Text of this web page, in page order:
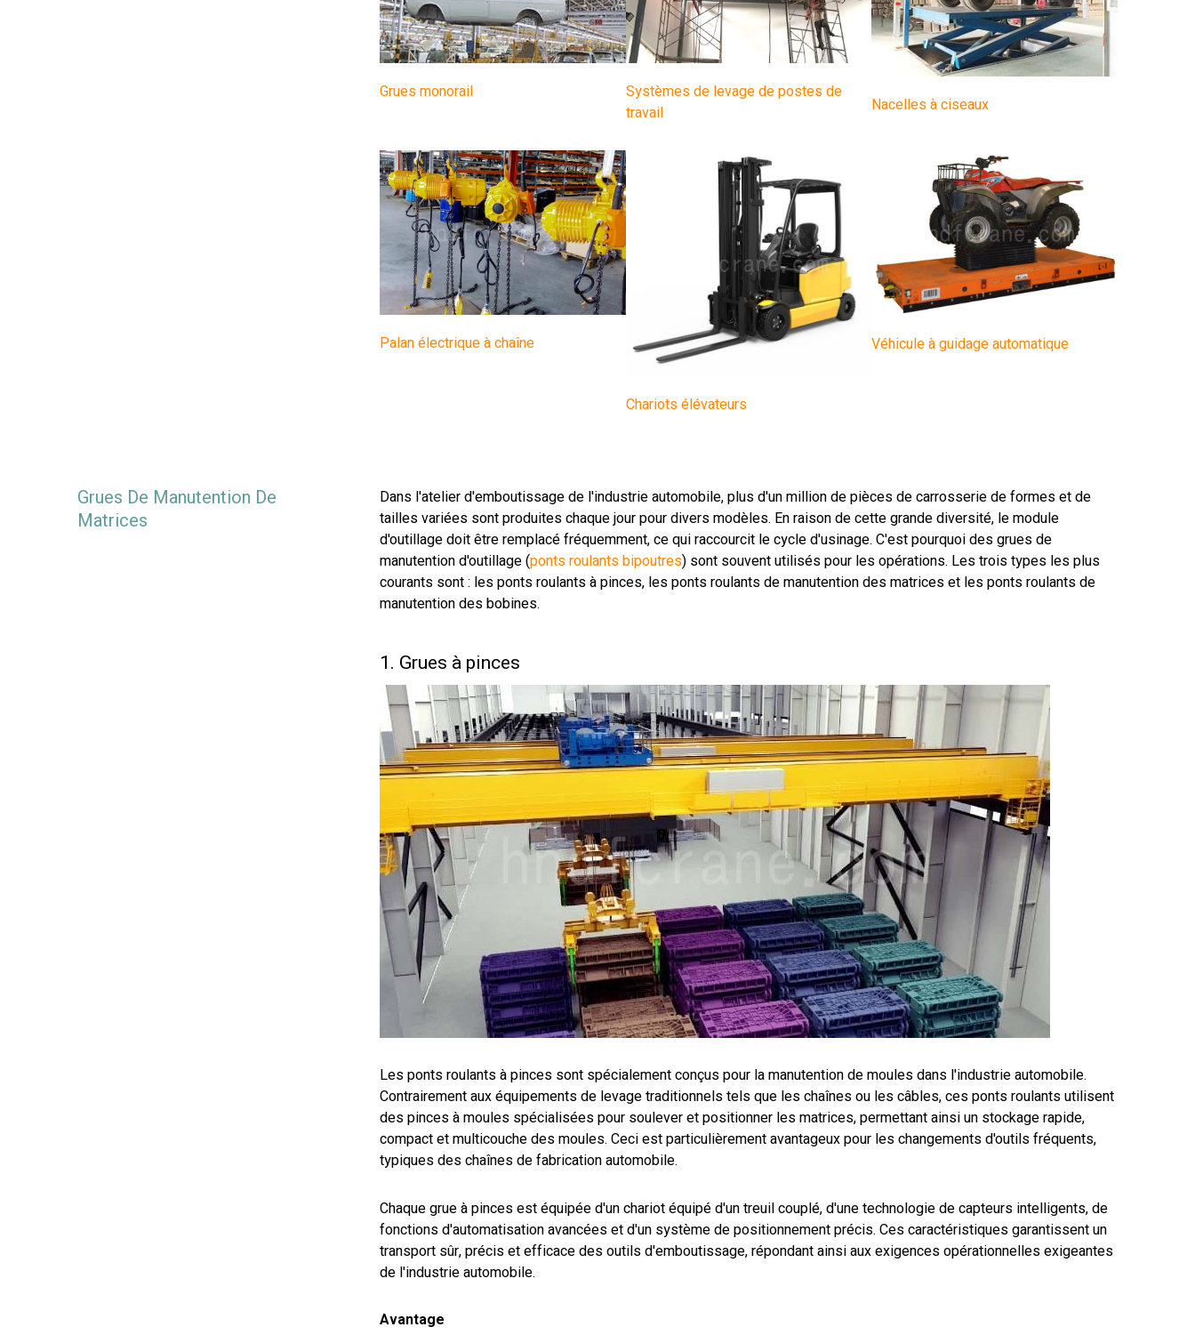
Grues monorail
Systèmes de levage de postes de
travail
Nacelles à ciseaux
Palan électrique à chaîne
Chariots élévateurs
Véhicule à guidage automatique
Grues De Manutention De
Matrices
Dans l'atelier d'emboutissage de l'industrie automobile, plus d'un million de pièces de carrosserie de formes et de
tailles variées sont produites chaque jour pour divers modèles. En raison de cette grande diversité, le module
d'outillage doit être remplacé fréquemment, ce qui raccourcit le cycle d'usinage. C'est pourquoi des grues de
manutention d'outillage (ponts roulants bipoutres) sont souvent utilisés pour les opérations. Les trois types les plus
courants sont : les ponts roulants à pinces, les ponts roulants de manutention des matrices et les ponts roulants de
manutention des bobines.
1. Grues à pinces
Les ponts roulants à pinces sont spécialement conçus pour la manutention de moules dans l'industrie automobile.
Contrairement aux équipements de levage traditionnels tels que les chaînes ou les câbles, ces ponts roulants utilisent
des pinces à moules spécialisées pour soulever et positionner les matrices, permettant ainsi un stockage rapide,
compact et multicouche des moules. Ceci est particulièrement avantageux pour les changements d'outils fréquents,
typiques des chaînes de fabrication automobile.
Chaque grue à pinces est équipée d'un chariot équipé d'un treuil couplé, d'une technologie de capteurs intelligents, de
fonctions d'automatisation avancées et d'un système de positionnement précis. Ces caractéristiques garantissent un
transport sûr, précis et efficace des outils d'emboutissage, répondant ainsi aux exigences opérationnelles exigeantes
de l'industrie automobile.
Avantage